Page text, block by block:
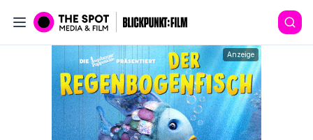
Anzeige